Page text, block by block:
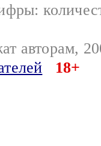
авторам,
18+